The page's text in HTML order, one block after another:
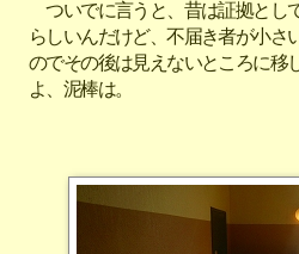
ついでに言うと、昔は証拠とし
らしいんだけど、不届き者が小さ
のでその後は見えないところに移
よ、泥棒は。